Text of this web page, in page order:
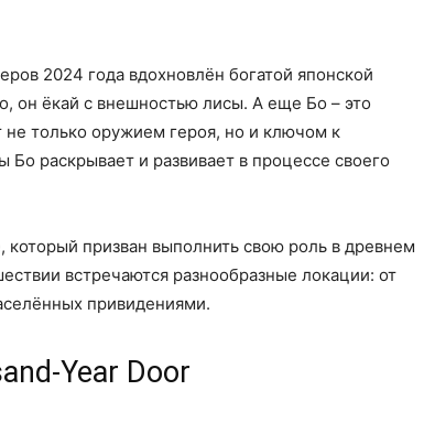
2024 года вдохновлён богатой японской
он ёкай с внешностью лисы. А еще Бо – это
не только оружием героя, но и ключом к
раскрывает и развивает в процессе своего
который призван выполнить свою роль в древнем
встречаются разнообразные локации: от
привидениями.
Year Door